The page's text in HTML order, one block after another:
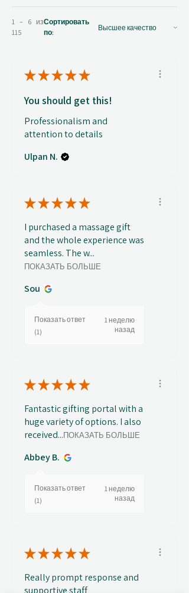
1 – 6 из
115
Сортировать
по:
★★★★★
You should get this!
Professionalism and
attention to details
Ulpan N.
★★★★★
I purchased a massage gift
and the whole experience was
seamless. The w...
ПОКАЗАТЬ БОЛЬШЕ
Sou
Показать ответ
(1)
1 неделю
назад
★★★★★
Fantastic gifting portal with a
huge variety of options. I also
received...ПОКАЗАТЬ БОЛЬШЕ
Abbey B.
Показать ответ
(1)
1 неделю
назад
★★★★★
Really prompt response and